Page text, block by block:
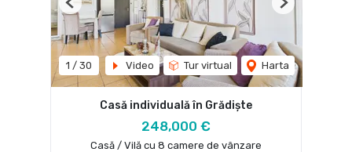
1 / 30 Video Tur virtual Harta
Previous Next
Casă individuală în Grădiște
248,000 €
Casă / Vilă cu 8 camere de vânzare